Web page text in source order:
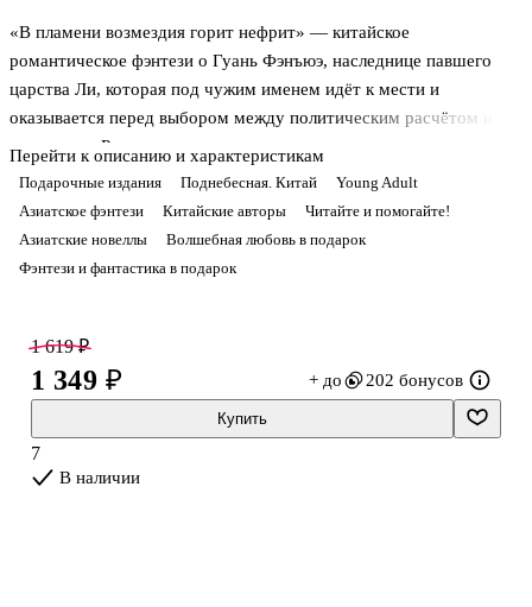
Подарочные издания Поднебесная. Китай
Young Adult
Азиатское фэнтези
Китайские авторы
Читайте и помогайте!
Азиатские новеллы
Волшебная любовь в подарок
Фэнтези и фантастика в подарок
«В пламени возмездия горит нефрит» — китайское
романтическое фэнтези о Гуань Фэнъюэ, наследнице павшего
царства Ли, которая под чужим именем идёт к мести и
оказывается перед выбором между политическим расчётом и
чувствами. Роман продолжает цикл о девушке-генерале из семьи
Гуань и развивает линию, где личное неизбежно сталкивается с
политическим. Байлу Чэншуан соединяет придворные интриги,
скрытые мотивы и любовное напряжение, не уходя в сухую
схему. Это история о мести, маске и чувствах, которым опасно
О чём книга
После падения царства Ли уцелевшие наследники объединяются,
чтобы отомстить за разрушенную страну и вернуть себе право
на справедливость
Перейти к описанию и характеристикам
1 619 ₽
1 349 ₽ + до 202 бонусов
Купить
7
В наличии